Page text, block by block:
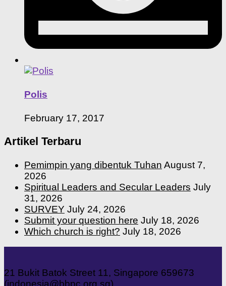
Polis
February 17, 2017
Artikel Terbaru
Pemimpin yang dibentuk Tuhan August 7,
2026
Spiritual Leaders and Secular Leaders July
31, 2026
SURVEY July 24, 2026
Submit your question here July 18, 2026
Which church is right? July 18, 2026
21 Bukit Batok Street 11, Singapore 659673
(indonesia@bbpc.org.sg)